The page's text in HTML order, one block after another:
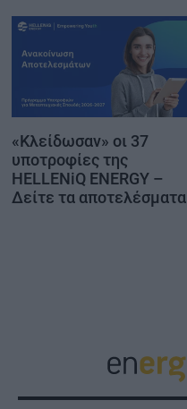
«Κλείδωσαν» οι 37
υποτροφίες της
HELLENiQ ENERGY –
Δείτε τα αποτελέσματα